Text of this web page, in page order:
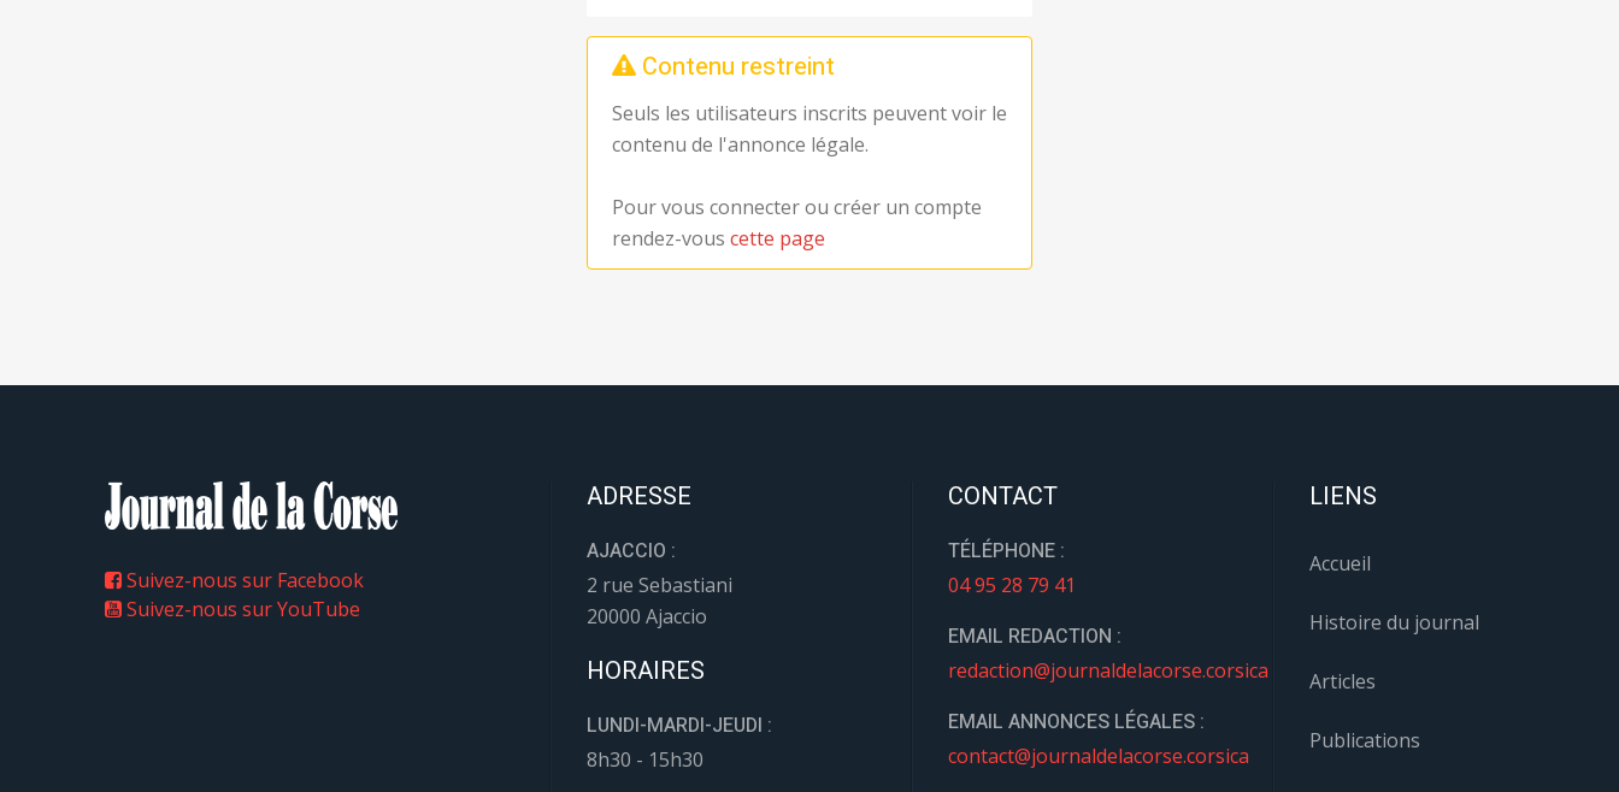
Contenu restreint
Seuls les utilisateurs inscrits peuvent voir le
contenu de l'annonce légale.
Pour vous connecter ou créer un compte
rendez-vous cette page
Suivez-nous sur Facebook
Suivez-nous sur YouTube
ADRESSE
AJACCIO :
2 rue Sebastiani
20000 Ajaccio
HORAIRES
LUNDI-MARDI-JEUDI :
8h30 - 15h30
CONTACT
TÉLÉPHONE :
04 95 28 79 41
EMAIL REDACTION :
redaction@journaldelacorse.corsica
EMAIL ANNONCES LÉGALES :
contact@journaldelacorse.corsica
LIENS
Accueil
Histoire du journal
Articles
Publications